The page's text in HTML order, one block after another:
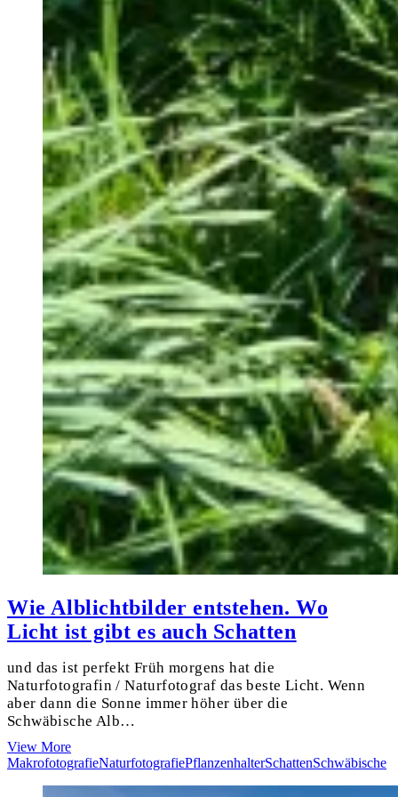
Wie Alblichtbilder entstehen. Wo
Licht ist gibt es auch Schatten
und das ist perfekt Früh morgens hat die
Naturfotografin / Naturfotograf das beste Licht. Wenn
aber dann die Sonne immer höher über die
Schwäbische Alb…
View MoreWie
Alblichtbilder
MakrofotografieNaturfotografiePflanzenhalterSchattenSchwäbische